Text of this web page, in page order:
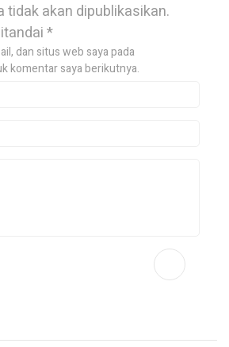
tidak akan dipublikasikan.
*
dan situs web saya pada
komentar saya berikutnya.